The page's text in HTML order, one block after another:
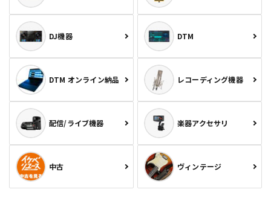
DJ機器 DTM
DTM オンライン納品 レコーディング機器
配信/ライブ機器 楽器アクセサリ
中古 ヴィンテージ